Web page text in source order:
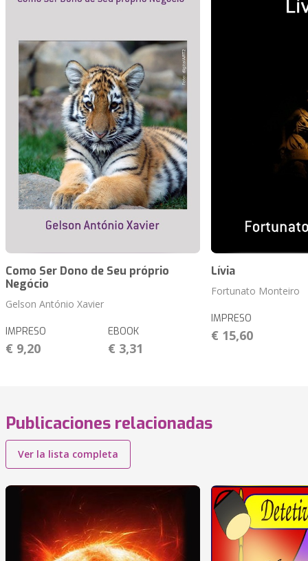
Como Ser Dono de Seu próprio
Negócio
Gelson António Xavier
IMPRESO
€ 9,20
EBOOK
€ 3,31
Lívia
Fortunato Monteiro
IMPRESO
€ 15,60
Publicaciones relacionadas
Ver la lista completa